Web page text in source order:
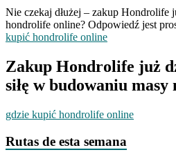
Nie czekaj dłużej – zakup Hondrolife
hondrolife online? Odpowiedź jest
kupić hondrolife online
Zakup Hondrolife już
siłę w budowaniu masy
gdzie kupić hondrolife online
Rutas de esta semana